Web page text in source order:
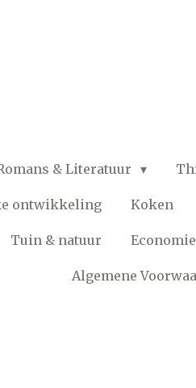
& Literatuur
ontwikkeling Koken
Tuin & natuur Economie
Algemene